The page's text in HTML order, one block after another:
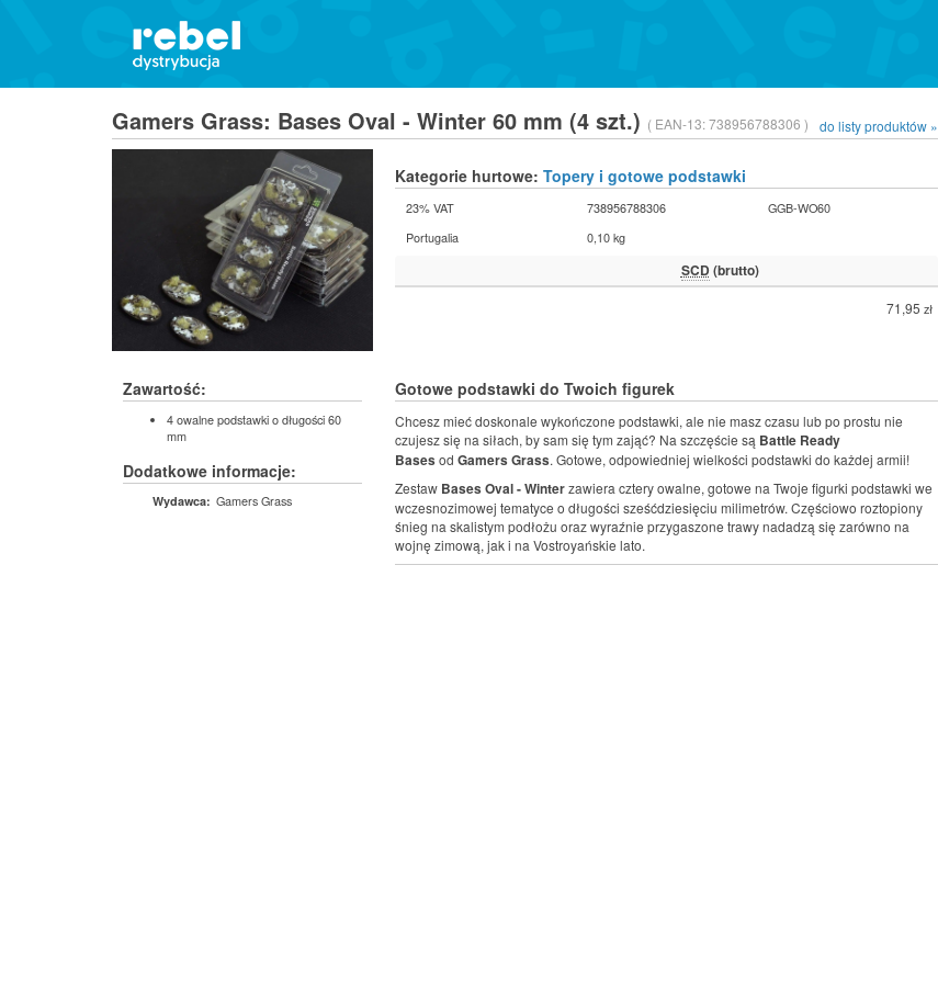
Gamers Grass: Bases Oval - Winter 60 mm (4 szt.) ( EAN-13:738956788306 ) do listy produktów »
Kategorie hurtowe: Topery i gotowe podstawki
23% VAT 738956788306
GGB-WO60
Portugalia
0,10 kg
SCD (brutto)
71,95 zł
Zawartość:
4 owalne podstawki o długości 60
mm
Dodatkowe informacje:
Wydawca: Gamers Grass
Gotowe podstawki do Twoich figurek
Chcesz mieć doskonale wykończone podstawki, ale nie masz czasu lub po prostu nie
czujesz się na siłach, by sam się tym zająć? Na szczęście są Battle Ready
Bases od Gamers Grass. Gotowe, odpowiedniej wielkości podstawki do każdej armii!
Zestaw Bases Oval - Winterzawiera cztery owalne, gotowe na Twoje figurki podstawki we
wczesnozimowej tematyce o długości sześćdziesięciu milimetrów. Częściowo roztopiony
śnieg na skalistym podłożu oraz wyraźnie przygaszone trawy nadadzą się zarówno na
wojnę zimową, jak i na Vostroyańskie lato.